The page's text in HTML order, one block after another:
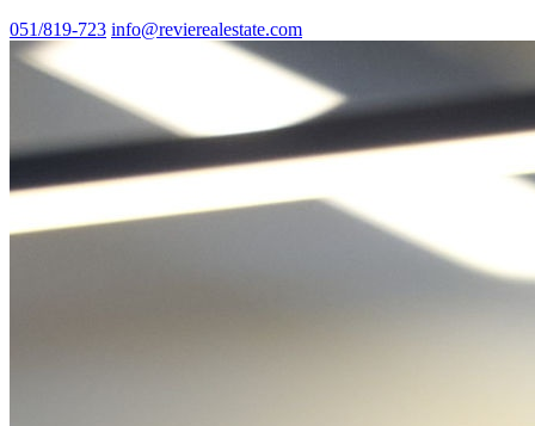
051/819-723 info@revierealestate.com